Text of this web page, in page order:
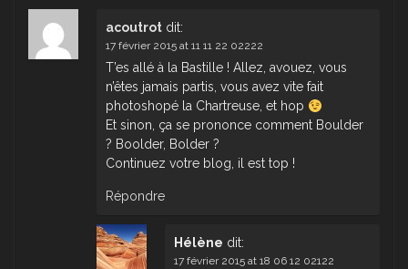
acoutrot dit:
17 février 2015 at 11 11 22 02222
T’es allé à la Bastille ! Allez, avouez, vous
n’êtes jamais partis, vous avez vite fait
photoshopé la Chartreuse, et hop
Et sinon, ça se prononce comment Boulder
? Boolder, Bolder ?
Continuez votre blog, il est top !
Répondre
Hélène dit:
17 février 2015 at 18 06 12 02122